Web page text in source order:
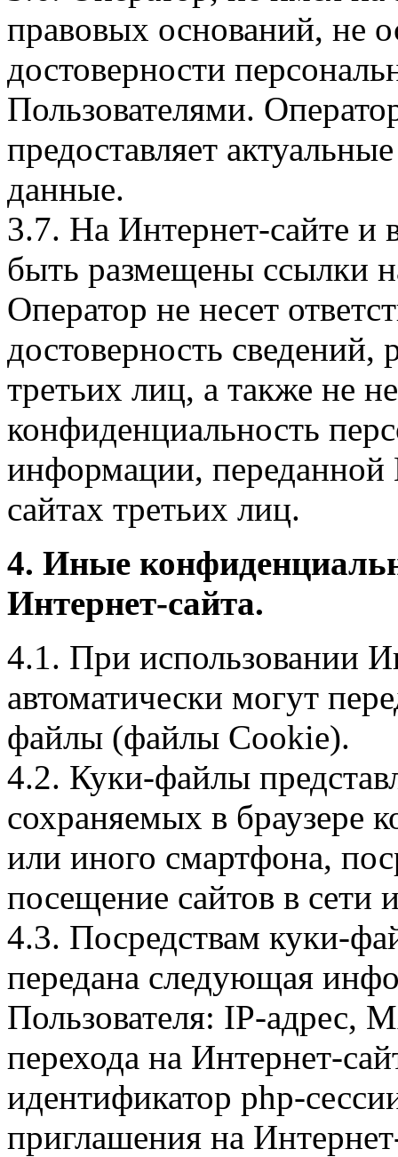
правовых оснований, не
достоверности
Пользователями.
предоставляет
данные.
3.7. На Интернет-сайте
быть размещены ссылки
Оператор не несет
достоверность
третьих лиц, а также не
конфиденциальность
информации, переданной
сайтах третьих лиц.
4. Иные
Интернет-сайта.
4.1. При использовании
автоматически могут
файлы (файлы Cookie).
4.2. Куки-файлы
сохраняемых в браузере
или иного смартфона,
посещение сайтов в сети
4.3. Посредствам куки-
передана следующая
Пользователя: IP-адрес,
перехода на Интернет-
идентификатор php-
приглашения на